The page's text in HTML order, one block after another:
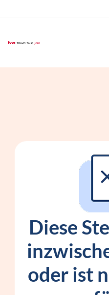
Diese
oder ist